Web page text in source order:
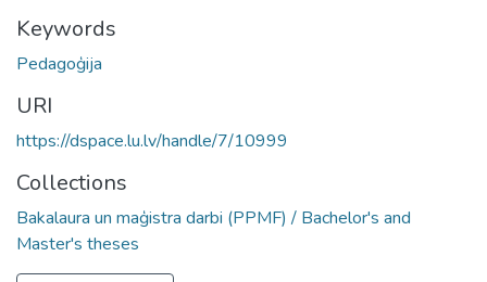
Keywords
Pedagoģija
URI
https://dspace.lu.lv/handle/7/10999
Collections
Bakalaura un maģistra darbi (PPMF) / Bachelor's and
Master's theses